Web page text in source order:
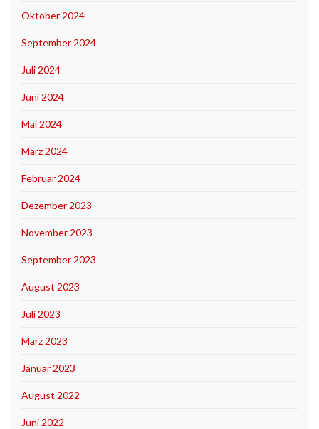
Oktober 2024
September 2024
Juli 2024
Juni 2024
Mai 2024
März 2024
Februar 2024
Dezember 2023
November 2023
September 2023
August 2023
Juli 2023
März 2023
Januar 2023
August 2022
Juni 2022